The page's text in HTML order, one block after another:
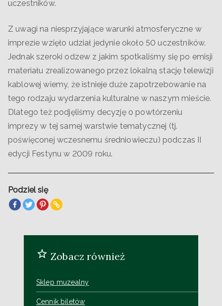
uczestników.
Z uwagi na niesprzyjające warunki atmosferyczne w
imprezie wzięło udział jedynie około 50 uczestników.
Jednak szeroki odzew z jakim spotkaliśmy się po emisji
materiału zrealizowanego przez lokalną stację telewizji
kablowej wiemy, że istnieje duże zapotrzebowanie na
tego rodzaju wydarzenia kulturalne w naszym mieście.
Dlatego też podjęliśmy decyzję o powtórzeniu
imprezy w tej samej warstwie tematycznej (tj.
poświęconej wczesnemu średniowieczu) podczas II
edycji Festynu w 2009 roku.
Podziel się
Zobacz również
Sklep muzealny
Cennik biletów